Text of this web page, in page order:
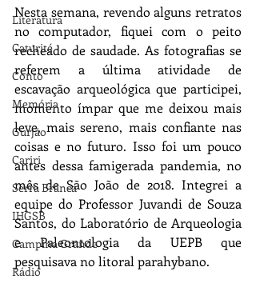
Literatura
Caturité
Conto
Memória
Gurjão
Cariri
Serra Branca
IHGSB
Campina Grande
Rádio
Nesta semana, revendo alguns retratos
no computador, fiquei com o peito
recheado de saudade. As fotografias se
referem a última atividade de
escavação arqueológica que participei,
momento ímpar que me deixou mais
leve, mais sereno, mais confiante nas
coisas e no futuro. Isso foi um pouco
antes dessa famigerada pandemia, no
mês de São João de 2018. Integrei a
equipe do Professor Juvandi de Souza
Santos, do Laboratório de Arqueologia
e Paleontologia da UEPB que
pesquisava no litoral parahybano.